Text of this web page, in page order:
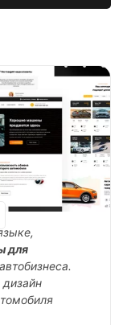
для
дизайн